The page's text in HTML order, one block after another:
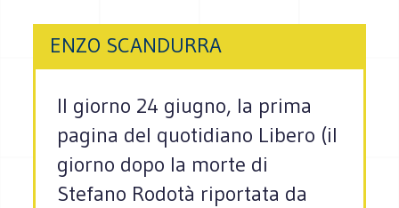
ENZO SCANDURRA
Il giorno 24 giugno, la prima
pagina del quotidiano Libero (il
giorno dopo la morte di
Stefano Rodotà riportata da